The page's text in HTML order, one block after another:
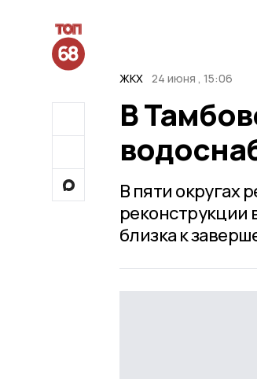
ЖКХ 24 июня , 15:06
В
В пяти округах
реконструкции
близка к